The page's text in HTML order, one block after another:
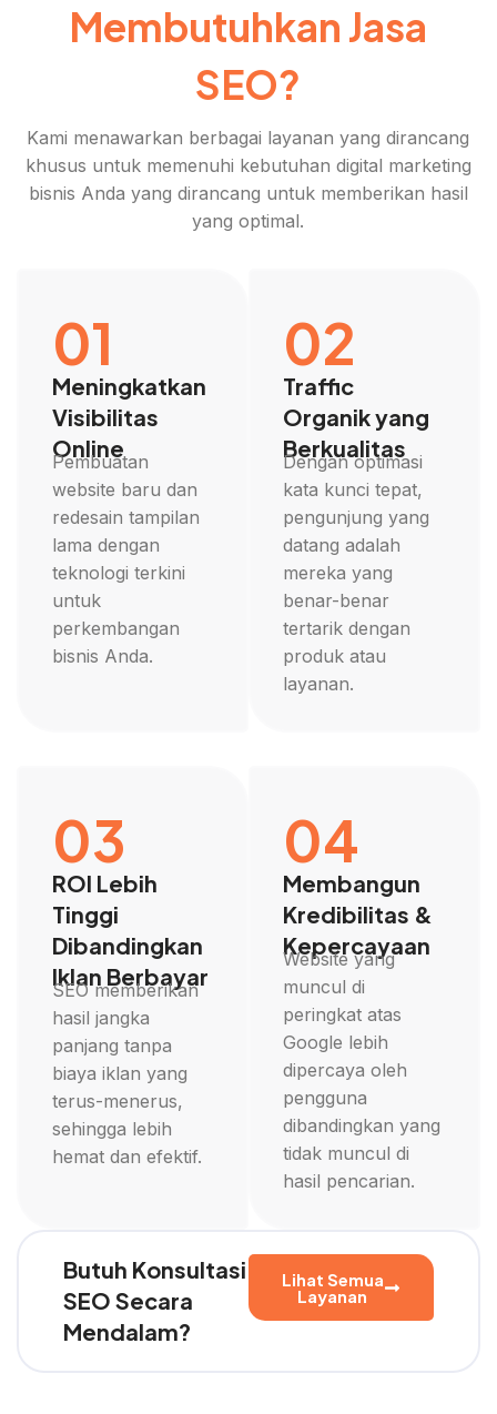
Membutuhkan Jasa
SEO?
Kami menawarkan berbagai layanan yang dirancang
khusus untuk memenuhi kebutuhan digital marketing
bisnis Anda yang dirancang untuk memberikan hasil
yang optimal.
01
Meningkatkan
Visibilitas
Online
Pembuatan
website baru dan
redesain tampilan
lama dengan
teknologi terkini
untuk
perkembangan
bisnis Anda.
02
Traffic
Organik yang
Berkualitas
Dengan optimasi
kata kunci tepat,
pengunjung yang
datang adalah
mereka yang
benar-benar
tertarik dengan
produk atau
layanan.
03
ROI Lebih
Tinggi
Dibandingkan
Iklan Berbayar
SEO memberikan
hasil jangka
panjang tanpa
biaya iklan yang
terus-menerus,
sehingga lebih
hemat dan efektif.
04
Membangun
Kredibilitas &
Kepercayaan
Website yang
muncul di
peringkat atas
Google lebih
dipercaya oleh
pengguna
dibandingkan yang
tidak muncul di
hasil pencarian.
Butuh Konsultasi
SEO Secara
Mendalam?
Lihat Semua
Layanan